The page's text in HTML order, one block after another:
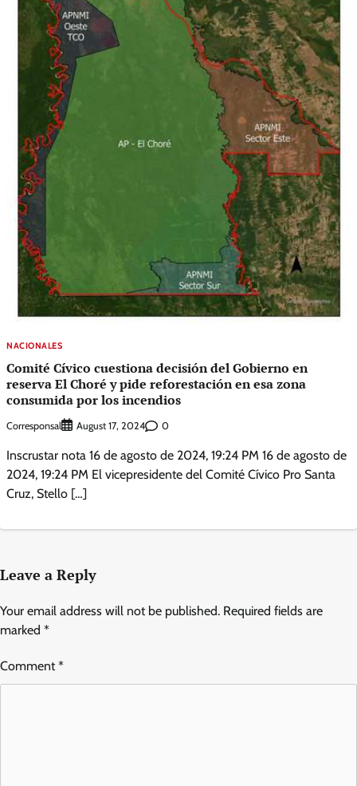
NACIONALES
Comité Cívico cuestiona decisión del Gobierno en
reserva El Choré y pide reforestación en esa zona
consumida por los incendios
Corresponsal August 17, 2024 0
Inscrustar nota 16 de agosto de 2024, 19:24 PM 16 de agosto de
2024, 19:24 PM El vicepresidente del Comité Cívico Pro Santa
Cruz, Stello […]
Leave a Reply
Your email address will not be published. Required fields are
marked *
Comment*